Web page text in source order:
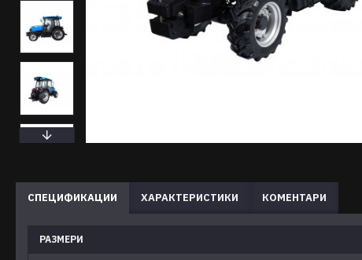
СПЕЦИФИКАЦИИ ХАРАКТЕРИСТИКИ КОМЕНТАРИ
РАЗМЕРИ